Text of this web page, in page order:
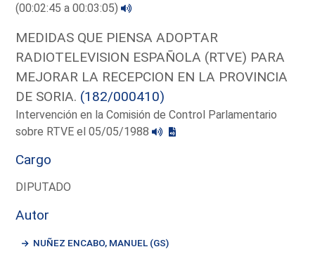
(00:02:45 a 00:03:05)
MEDIDAS QUE PIENSA ADOPTAR
RADIOTELEVISION ESPAÑOLA (RTVE) PARA
MEJORAR LA RECEPCION EN LA PROVINCIA
DE SORIA. (182/000410)
Intervención en la Comisión de Control Parlamentario
sobre RTVE el 05/05/1988
Cargo
DIPUTADO
Autor
NUÑEZ ENCABO, MANUEL (GS)